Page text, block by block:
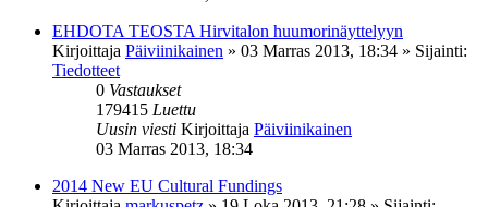
EHDOTA TEOSTA Hirvitalon huumorinäyttelyyn
Kirjoittaja Päiviinikainen » 03 Marras 2013, 18:34 » Sijainti:
Tiedotteet
0 Vastaukset
179415 Luettu
Uusin viesti Kirjoittaja Päiviinikainen
03 Marras 2013, 18:34
2014 New EU Cultural Fundings